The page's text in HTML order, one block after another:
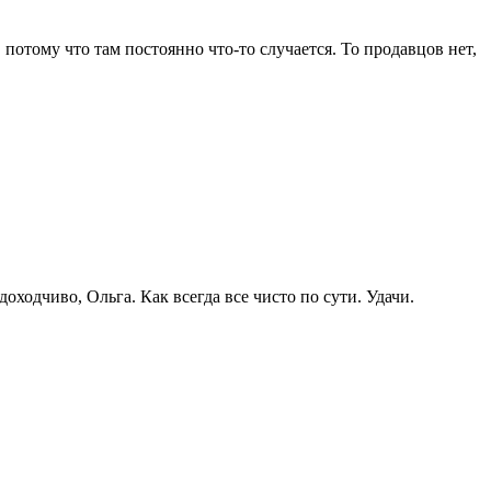
что там постоянно что-то случается. То продавцов нет,
Ольга. Как всегда все чисто по сути. Удачи.